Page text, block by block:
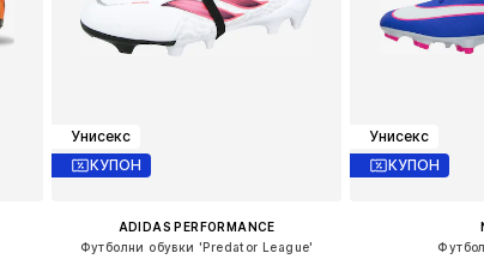
Унисекс
КУПОН
ADIDAS PERFORMANCE
Футболни обувки 'Predator League'
Унисекс
КУПОН